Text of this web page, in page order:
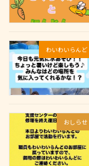
わいわいらんど
おしらせ